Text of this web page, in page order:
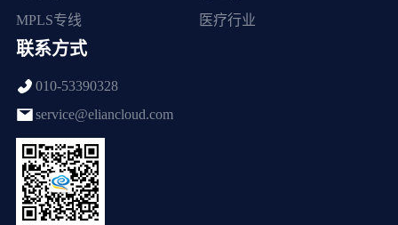
MPLS专线
医疗行业
联系方式
010-53390328
service@eliancloud.com